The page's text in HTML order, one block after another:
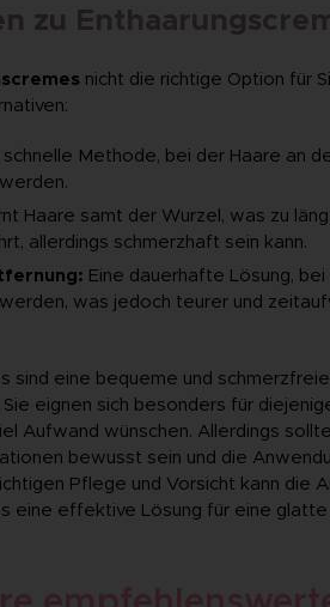
zu
nicht die richtige Option für
schnelle Methode, bei der Haare an
Haare samt der Wurzel, was zu
allerdings schmerzhaft sein kann.
Eine dauerhafte Lösung,
was jedoch teurer und
sind eine bequeme und
eignen sich besonders für
Aufwand wünschen. Allerdings
bewusst sein und die
Pflege und Vorsicht kann die
eine effektive Lösung für eine